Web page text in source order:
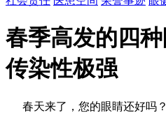
春季高发的四
传染性极强
春天来了，您的眼睛还好吗